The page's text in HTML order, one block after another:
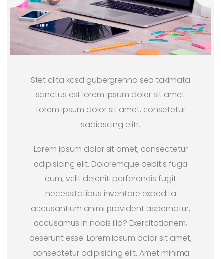
Stet clita kasd gubergrenno sea takimata
sanctus est lorem ipsum dolor sit amet.
Lorem ipsum dolor sit amet, consetetur
sadipscing elitr.
Lorem ipsum dolor sit amet, consectetur
adipisicing elit. Doloremque debitis fuga
eum, velit deleniti perferendis fugit
necessitatibus inventore expedita
accusantium animi provident aspernatur,
accusamus in nobis illo? Exercitationem,
deserunt esse. Lorem ipsum dolor sit amet,
consectetur adipisicing elit. Amet minima